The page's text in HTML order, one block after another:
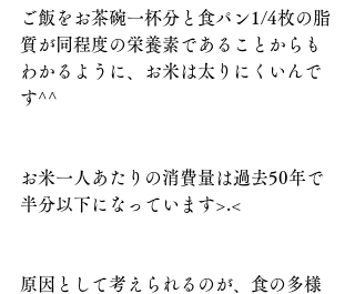
ご飯をお茶碗一杯分と食パン1/4枚の脂
質が同程度の栄養素であることからも
わかるように、お米は太りにくいんで
す^^
お米一人あたりの消費量は過去50年で
半分以下になっています>.<
原因として考えられるのが、食の多様